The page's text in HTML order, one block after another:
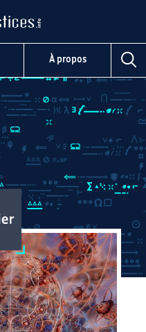
À propos